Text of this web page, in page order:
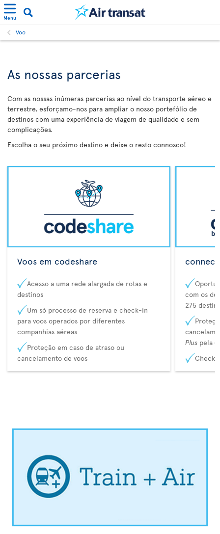
Menu
Voo
As nossas parcerias
Com as nossas inúmeras parcerias ao nível do transporte aéreo e
terrestre, esforçamo-nos para ampliar o nosso portefólio de
destinos com uma experiência de viagem de qualidade e sem
complicações.
Escolha o seu próximo destino e deixe o resto connosco!
Voos em codeshare
Acesso a uma rede alargada de rotas e
destinos
Um só processo de reserva e check-in
para voos operados por diferentes
companhias aéreas
Proteção em caso de atraso ou
cancelamento de voos
com os
275
Plus pela
Check-